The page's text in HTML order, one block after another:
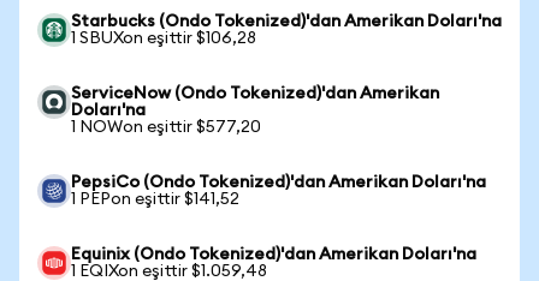
Starbucks (Ondo Tokenized)'dan Amerikan Doları'na
1 SBUXon eşittir $106,28
ServiceNow (Ondo Tokenized)'dan Amerikan
Doları'na
1 NOWon eşittir $577,20
PepsiCo (Ondo Tokenized)'dan Amerikan Doları'na
1 PEPon eşittir $141,52
Equinix (Ondo Tokenized)'dan Amerikan Doları'na
1 EQIXon eşittir $1.059,48